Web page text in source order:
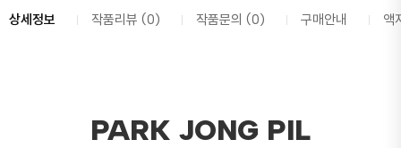
상세정보 작품리뷰 (0) 작품문의 (0) 구매안내 액
PARK JONG PIL